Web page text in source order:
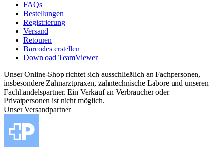
FAQs
Bestellungen
Registrierung
Versand
Retouren
Barcodes erstellen
Download TeamViewer
Unser Online-Shop richtet sich ausschließlich an Fachpersonen,
insbesondere Zahnarztpraxen, zahntechnische Labore und unseren
Fachhandelspartner. Ein Verkauf an Verbraucher oder
Privatpersonen ist nicht möglich.
Unser Versandpartner